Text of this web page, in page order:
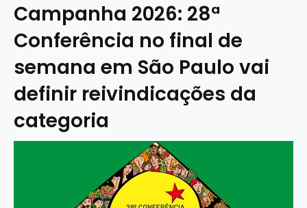
Campanha 2026: 28ª
Conferência no final de
semana em São Paulo vai
definir reivindicações da
categoria